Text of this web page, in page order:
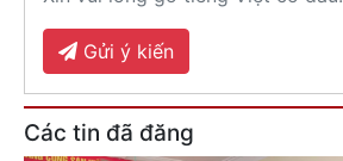
Gửi ý kiến
Các tin đã đăng